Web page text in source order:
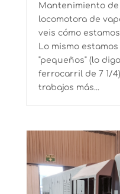
Mantenimiento
locomotora de
veis cómo
Lo mismo
"pequeños" (lo
ferrocarril de 7 1/
trabajos más...